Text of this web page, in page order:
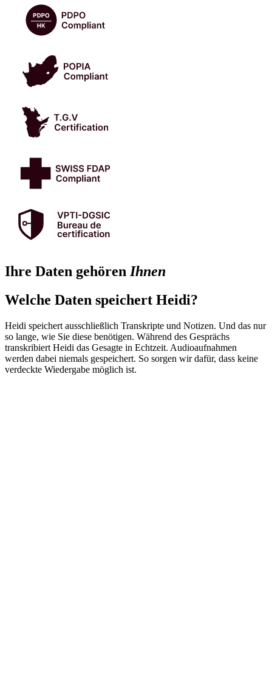
Ihre Daten gehören Ihnen
Welche Daten speichert Heidi?
Heidi speichert ausschließlich Transkripte und Notizen. Und das nur
so lange, wie Sie diese benötigen. Während des Gesprächs
transkribiert Heidi das Gesagte in Echtzeit. Audioaufnahmen
werden dabei niemals gespeichert. So sorgen wir dafür, dass keine
verdeckte Wiedergabe möglich ist.